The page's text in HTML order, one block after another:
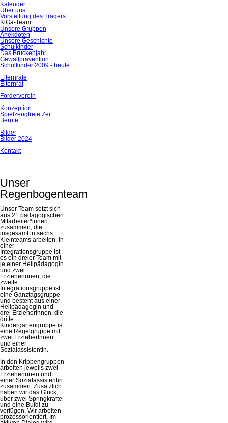
Kalender
Über uns
Vorstellung des Trägers
KiGa-Team
Unsere Gruppen
Anekdoten
Unsere Geschichte
Schulkinder
Das Brückenjahr
Gewaltprävention
Schulkinder 2009 - heute
Elternräte
Elternrat
Förderverein
Konzeption
Spielzeugfreie Zeit
Berufe
Bilder
Bilder 2024
Kontakt
Unser
Regenbogenteam
Unser Team setzt sich
aus 21 pädagogischen
Mitarbeiter*innen
zusammen, die
insgesamt in sechs
Kleinteams arbeiten. In
einer
Integrationsgruppe ist
es ein dreier Team mit
je einer Heilpädagogin
und zwei
Erzieherinnen, die
zweite
Integrationsgruppe ist
eine Ganztagsgruppe
und besteht aus einer
Heilpädagogin und
drei Erzieherinnen, die
dritte
Kindergartengruppe ist
eine Regelgruppe mit
zwei ErzieherInnen
und einer
Sozialassistentin.
In den Krippengruppen
arbeiten jeweils zwei
Erzieherinnen und
einer Sozialassistentin
zusammen. Zusätzlich
haben wir das Glück,
über zwei Springkräfte
und eine Bufdi zu
verfügen. Wir arbeiten
prozessorientiert. Im